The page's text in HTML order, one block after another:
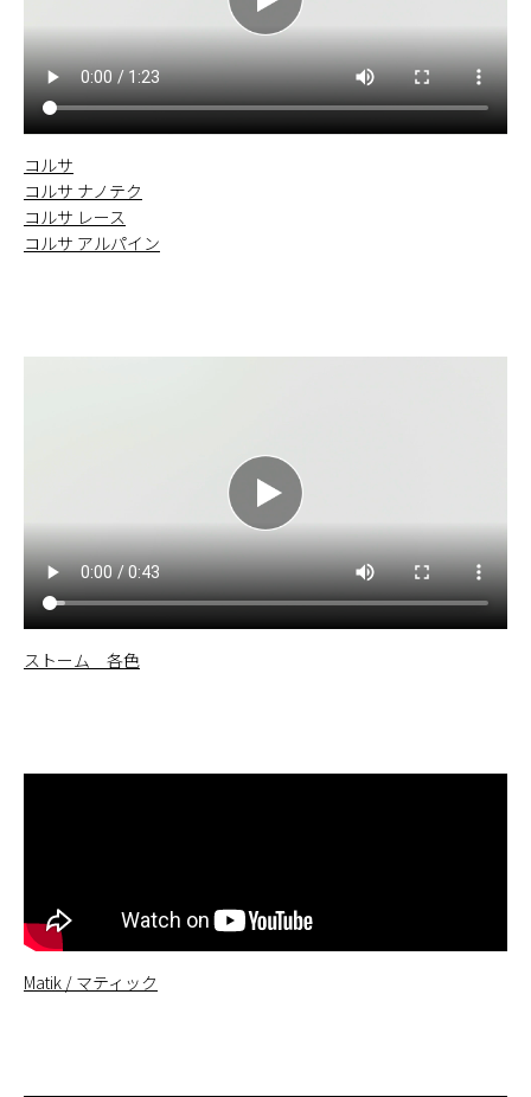
コルサ
コルサ ナノテク
コルサ レース
コルサ アルパイン
ストーム 各色
Matik / マティック